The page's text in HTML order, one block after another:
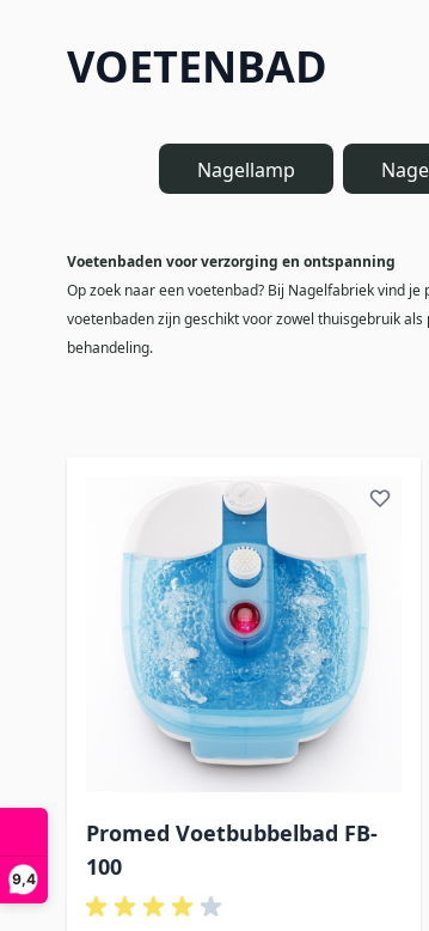
9,4
VOETENBAD
Nagellamp
Voetenbaden voor verzorging en ontspanning
Op zoek naar een voetenbad? Bij Nagelfabriek vind
voetenbaden zijn geschikt voor zowel thuisgebruik
behandeling.
Promed Voetbubbelbad FB-
100